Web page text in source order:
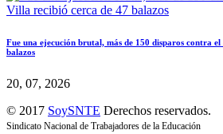
Fue una ejecución brutal, más de 150 disparos contra
balazos
20, 07, 2026
© 2017 SoySNTE Derechos reservados.
Sindicato Nacional de Trabajadores de la Educación